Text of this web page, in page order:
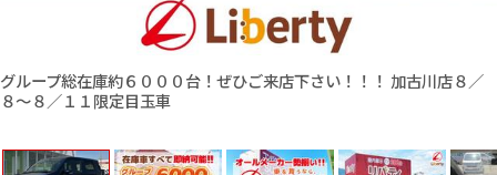
グループ総在庫約６０００台！ぜひご来店下さい！！！ 加古川店８／
８〜８／１１限定目玉車